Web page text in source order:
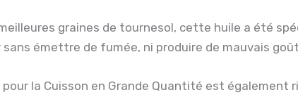
graines de tournesol, cette huile a été
émettre de fumée, ni produire de mauvais
pour la Cuisson en Grande Quantité est